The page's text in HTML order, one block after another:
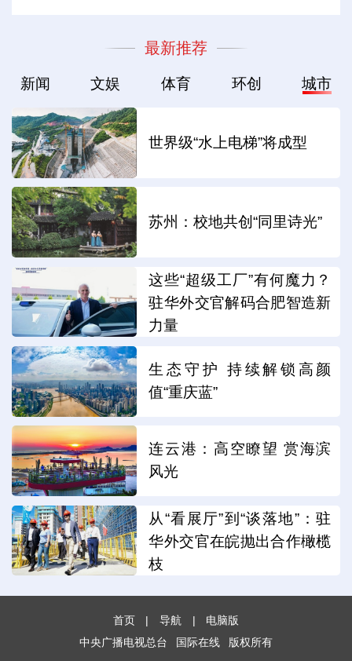
最新推荐
新闻 文娱 体育 环创 城市
世界级“水上电梯”将成型
苏州：校地共创“同里诗光”
这些“超级工厂”有何魔力？
驻华外交官解码合肥智造新
力量
生态守护 持续解锁高颜
值“重庆蓝”
连云港：高空瞭望 赏海滨
风光
从“看展厅”到“谈落地”：驻
华外交官在皖抛出合作橄榄
枝
首页 | 导航 |
电脑版
中央广播电视总台
国际在线 版权所有